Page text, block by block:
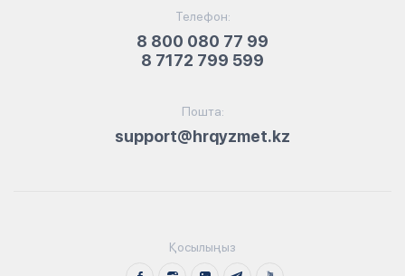
Телефон:
8 800 080 77 99
8 7172 799 599
Пошта:
support@hrqyzmet.kz
Қосылыңыз